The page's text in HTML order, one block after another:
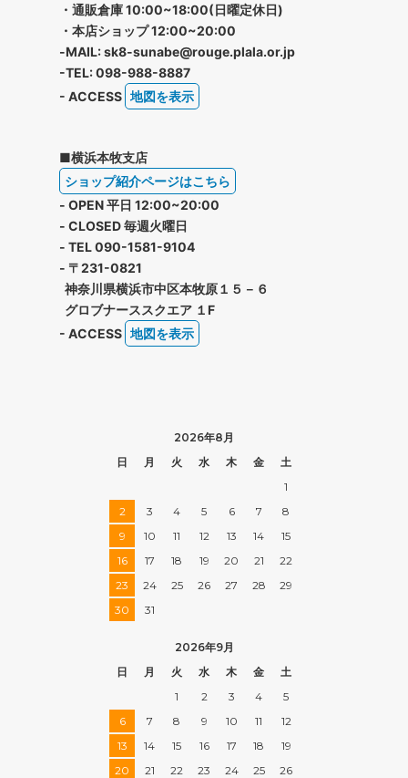
・通販倉庫 10:00~18:00(日曜定休日)
・本店ショップ 12:00~20:00
-MAIL: sk8-sunabe@rouge.plala.or.jp
-TEL: 098-988-8887
- ACCESS 地図を表示
■横浜本牧支店
ショップ紹介ページはこちら
- OPEN 平日 12:00~20:00
- CLOSED 毎週火曜日
- TEL 090-1581-9104
- 〒231-0821
神奈川県横浜市中区本牧原１５－６
グロブナーススクエア １F
- ACCESS 地図を表示
2026年8月
日
月 火 水 木 金
土
1
2
3 4 5 6 7
8
9
10 11 12 13 14
15
16
17 18 19 20 21
22
23
24 25 26 27 28
29
30
31
2026年9月
日
月 火 水 木 金
土
1
2 3 4
5
6
7 8 9 10 11
12
13
14 15 16 17 18
19
20
21 22 23 24 25
26